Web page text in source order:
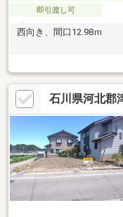
即引渡し可
西向き、間口12.98ｍ
石川県河北郡